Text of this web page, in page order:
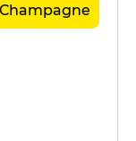
Champagne